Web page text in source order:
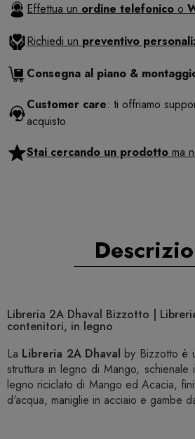
Effettua un ordine telefonico o
Richiedi un preventivo
Consegna al piano &
Customer care: ti offriamo
acquisto
Stai cercando un prodotto ma
Libreria 2A Dhaval Bizzotto |
contenitori, in legno
La Libreria 2A Dhaval by Bizzotto è
struttura in legno di Mango, schienale
legno riciclato di Mango ed Acacia,
d'acqua, maniglie in acciaio e gambe